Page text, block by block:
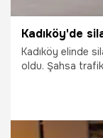
Kadıköy elinde
oldu. Şahsa